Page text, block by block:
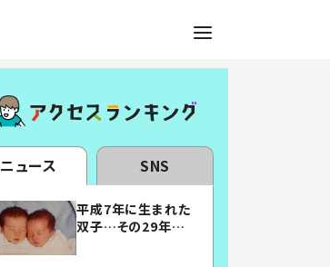
ニュース SNS
平成7年に生まれた
双子…その29年後